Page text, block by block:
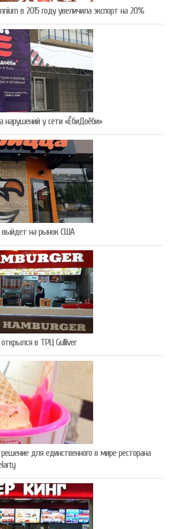
в 2015 году увеличила экспорт на 20%
нарушений у сети «ЁбиДоёби»
выйдет на рынок США
в ТРЦ Gulliver
для единственного в мире ресторана